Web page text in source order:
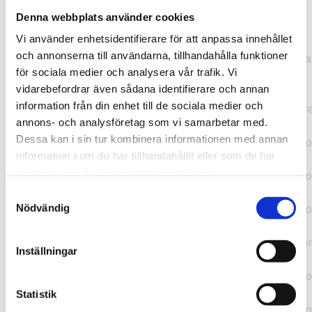
Denna webbplats använder cookies
Vi använder enhetsidentifierare för att anpassa innehållet
och annonserna till användarna, tillhandahålla funktioner
för sociala medier och analysera vår trafik. Vi
vidarebefordrar även sådana identifierare och annan
information från din enhet till de sociala medier och
annons- och analysföretag som vi samarbetar med.
Dessa kan i sin tur kombinera informationen med annan
information som du har tillhandahållit eller som de har
Nödvändig
Inställningar
Statistik
TypeError: "".concat(...).concat(...).replaceAll is not a
function at
https://webshop.pressbyran.se/_next/static/chunks/pages/
b1763451a2186f9e.js:1:11050 at Array.map
(<anonymous>) at K
(https://webshop.pressbyran.se/_next/static/chunks/pages/
b1763451a2186f9e.js:1:10836) at lk
(https://webshop.pressbyran.se/_next/static/chunks/
b241200379730ac0.js:1:129835) at i
(https://webshop.pressbyran.se/_next/static/chunks/
(https://webshop.pressbyran.se/_next/static/chunks/
https://webshop.pressbyran.se/_next/static/chunks/
b241200379730ac0.js:1:167872 at uI
(https://webshop.pressbyran.se/_next/static/chunks/
b241200379730ac0.js:1:167879) at uE
(https://webshop.pressbyran.se/_next/static/chunks/